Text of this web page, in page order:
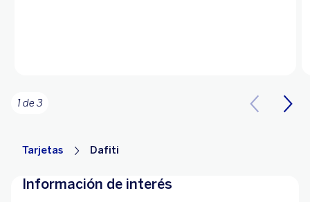
1 de 3
Tarjetas Dafiti
Información de interés